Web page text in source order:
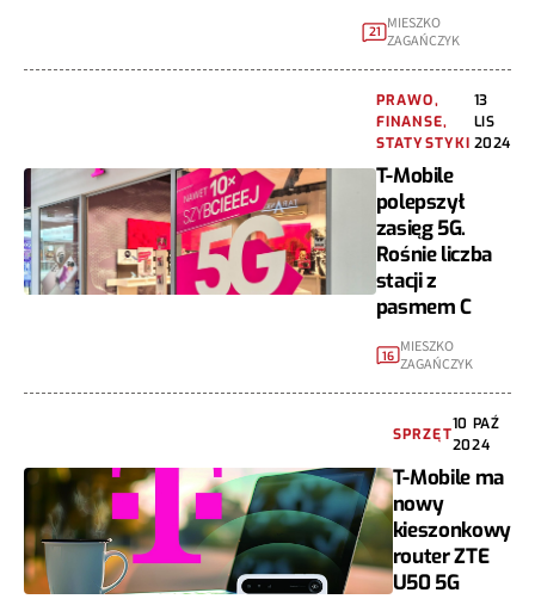
21 MIESZKO
ZAGAŃCZYK
PRAWO,
FINANSE,
STATYSTYKI
13
LIS
2024
T-Mobile
polepszył
zasięg 5G.
Rośnie liczba
stacji z
pasmem C
16 MIESZKO
ZAGAŃCZYK
SPRZĘT
10 PAŹ
2024
T-Mobile ma
nowy
kieszonkowy
router ZTE
U50 5G